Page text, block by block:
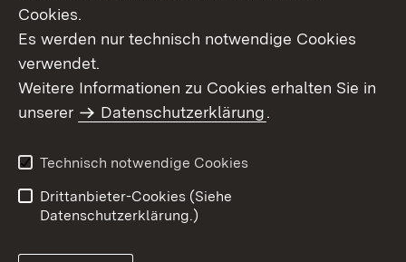
Barrierefreiheit
Cookies.
Es werden nur technisch notwendige Cookies
verwendet.
Weitere Informationen zu Cookies erhalten Sie in
unserer
Datenschutzerklärung.
Technisch notwendige Cookies
Drittanbieter-Cookies (Siehe
Datenschutzerklärung.)